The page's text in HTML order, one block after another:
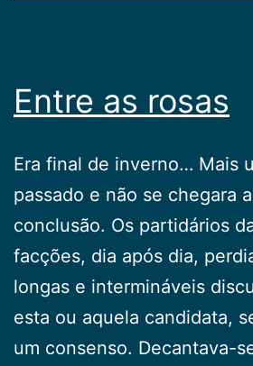
Entre as rosas
Era final de inverno… Mais
passado e não se chegara
conclusão. Os partidários
facções, dia após dia,
longas e intermináveis
esta ou aquela candidata,
um consenso. Decantava-